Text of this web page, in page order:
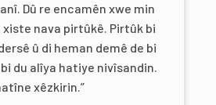
Dû re encamên xwe min
nava pirtûkê. Pirtûk bi
û di heman demê de bi
du alîya hatiye nivîsandin.
xêzkirin.”